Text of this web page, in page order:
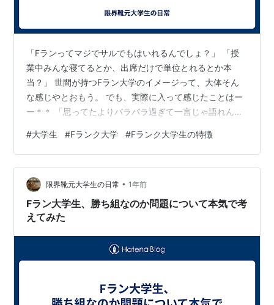
「Fランってマジでサルでもはいれるんでしょ？」 「授
業中みんな寝てるとか、出席だけで単位とれるとか本
当？」 世間が持つFラン大学のイメージって、大体そん
な感じやとおもう。 でも、実際に入って感じたことはー
ー＊＊ 「思ってたよりバラバラ過ぎて一言じゃ語れん」
のはこれ。 Fランって聞くと、全員が「中卒の延長線
上」みたいなやばい奴の集まりかと思ってたけど実際は
全然ちゃう。 俺の大学には、地域トップクラスの進学校
出身のやつもいれば、テストで赤点をとるのが日常茶飯
事みたいな高校から来たやつもいる。ほんまに”十人十
色”。 授業に対する姿勢も人それぞれ。…
#大学生 #Fランク大学 #Fランク大学生の特徴
限界靴元大学生の日常 • 1年前
Fラン大学生、勝ち組なのか問題について本気で考
えてみた